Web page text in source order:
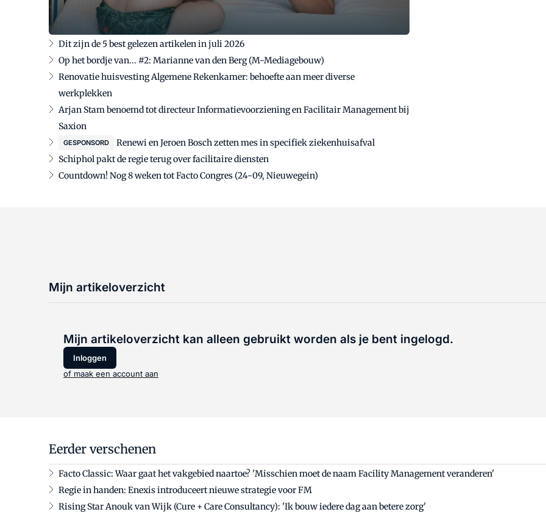
Dit zijn de 5 best gelezen artikelen in juli 2026
Op het bordje van... #2: Marianne van den Berg (M-Mediagebouw)
Renovatie huisvesting Algemene Rekenkamer: behoefte aan meer diverse
werkplekken
Arjan Stam benoemd tot directeur Informatievoorziening en Facilitair Management bij
Saxion
GESPONSORD
Renewi en Jeroen Bosch zetten mes in specifiek ziekenhuisafval
Schiphol pakt de regie terug over facilitaire diensten
Countdown! Nog 8 weken tot Facto Congres (24-09, Nieuwegein)
Mijn artikeloverzicht
Mijn artikeloverzicht kan alleen gebruikt worden als je bent ingelogd.
Inloggen
of maak een account aan
Eerder verschenen
Facto Classic: Waar gaat het vakgebied naartoe? 'Misschien moet de naam Facility Management veranderen'
Regie in handen: Enexis introduceert nieuwe strategie voor FM
Rising Star Anouk van Wijk (Cure + Care Consultancy): 'Ik bouw iedere dag aan betere zorg'